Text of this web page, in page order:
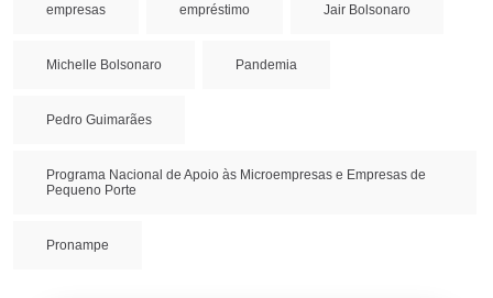
empresas empréstimo Jair Bolsonaro
Michelle Bolsonaro Pandemia
Pedro Guimarães
Programa Nacional de Apoio às Microempresas e Empresas de
Pequeno Porte
Pronampe